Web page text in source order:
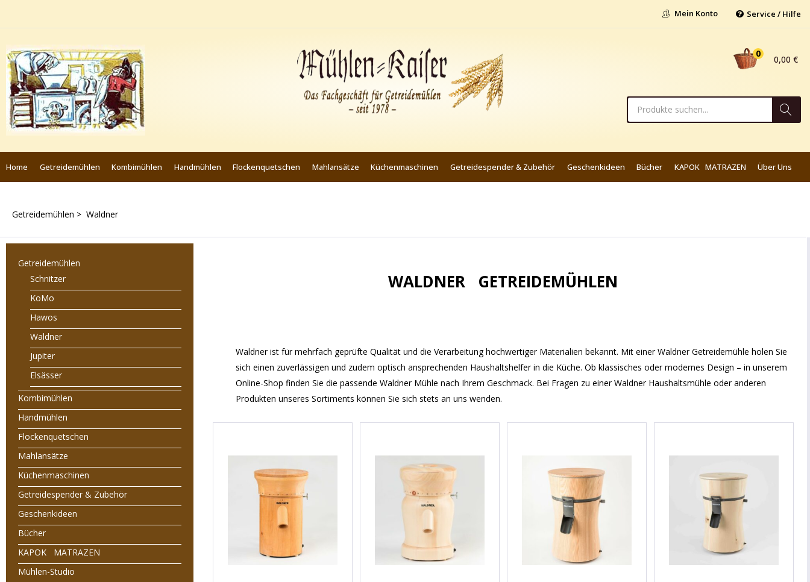
Mein Konto Service / Hilfe
0 0,00€
Home Getreidemühlen Kombimühlen Handmühlen Flockenquetschen Mahlansätze Küchenmaschinen Getreidespender & Zubehör Geschenkideen Bücher KAPOK MATRAZEN Über Uns
Getreidemühlen > Waldner
Getreidemühlen
Schnitzer
KoMo
Hawos
Waldner
Jupiter
Elsässer
Kombimühlen
Handmühlen
Flockenquetschen
Mahlansätze
Küchenmaschinen
Getreidespender & Zubehör
Geschenkideen
Bücher
KAPOK MATRAZEN
Mühlen-Studio
WALDNER GETREIDEMÜHLEN
Waldner ist für mehrfach geprüfte Qualität und die Verarbeitung hochwertiger Materialien bekannt. Mit einer Waldner Getreidemühle holen Sie
sich einen zuverlässigen und zudem optisch ansprechenden Haushaltshelfer in die Küche. Ob klassisches oder modernes Design – in unserem
Online-Shop finden Sie die passende Waldner Mühle nach Ihrem Geschmack. Bei Fragen zu einer Waldner Haushaltsmühle oder anderen
Produkten unseres Sortiments können Sie sich stets an uns wenden.